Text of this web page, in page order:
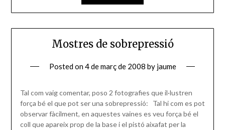
Mostres de sobrepressió
Posted on4 de març de 2008 by jaume
Tal com vaig comentar, poso 2 fotografies que il·lustren
força bé el que pot ser una sobrepressió: Tal hi com es pot
observar fàcilment, en aquestes vaines es veu força bé el
coll que apareix prop de la base i el pistó aixafat per la